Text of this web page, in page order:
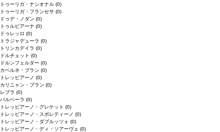
トゥーリガ・ナシオナル (0)
トゥーリガ・フランセサ (0)
ドゥデ・ノダン (0)
トゥルビアーナ (0)
ドゥレッロ (0)
トラジャデューラ (0)
トリンカデイラ (0)
ドルチェット (0)
ドルンフェルダー (0)
カベルネ・ブラン (0)
トレッビアーノ (0)
カリニャン・ブラン (0)
レブラ (0)
バルベーラ (0)
トレッビアーノ・グレケット (0)
トレッビアーノ・スポレティーノ (0)
トレッビアーノ・ダブルッツォ (0)
トレッビアーノ・ディ・ソアーヴェ (0)